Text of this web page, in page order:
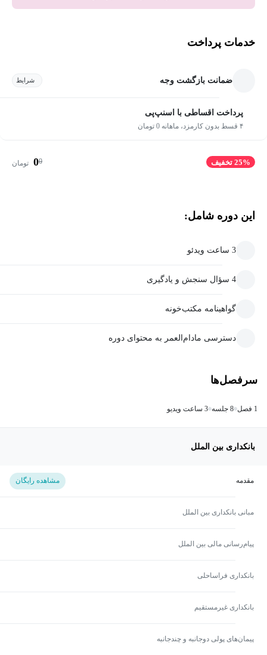
خدمات پرداخت
ضمانت بازگشت وجه شرایط
پرداخت اقساطی با اسنپ‌پی
۴ قسط بدون کارمزد، ماهانه 0 تومان
25% تخفیف 0
0 تومان
این دوره شامل:
3 ساعت ویدئو
4 سؤال سنجش و یادگیری
گواهینامه مکتب‌خونه
دسترسی مادام‌العمر به محتوای دوره
سرفصل‌ها
1 فصل 8 جلسه 3 ساعت ویدیو
بانکداری بین الملل
مقدمه مشاهده رایگان
مبانی بانکداری بین الملل
پیام‌رسانی مالی بین الملل
بانکداری فراساحلی
بانکداری غیرمستقیم
پیمان‌های پولی دوجانبه و چند‌جانبه